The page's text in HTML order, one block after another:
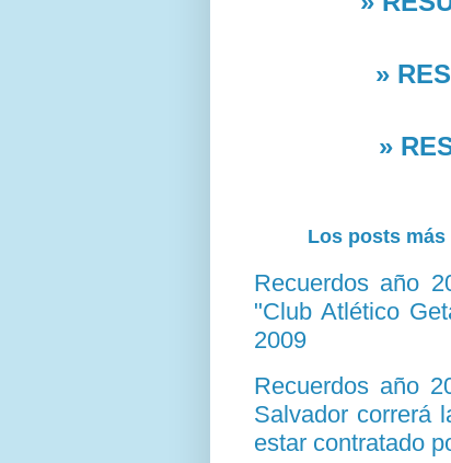
»
»
Los posts
Recuerdos año
"Club Atlético
2009
Recuerdos año
Salvador correrá
estar contratado